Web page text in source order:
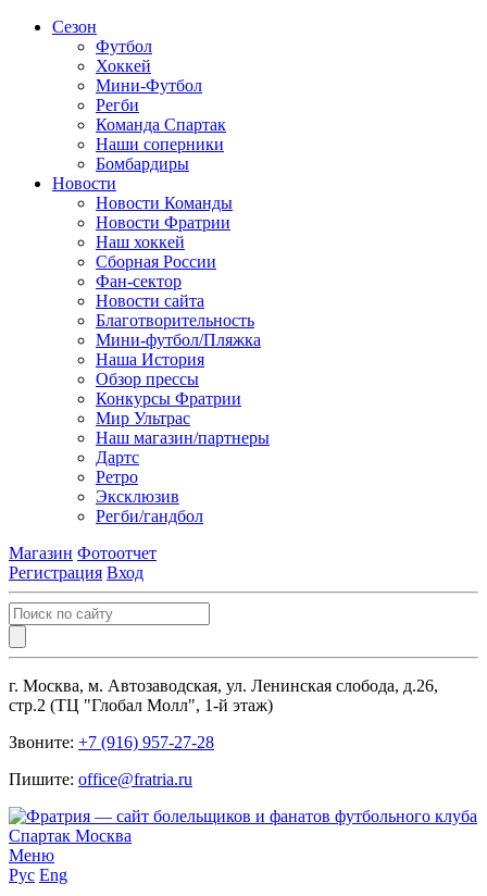
Сезон
Футбол
Хоккей
Мини-Футбол
Регби
Команда Спартак
Наши соперники
Бомбардиры
Новости
Новости Команды
Новости Фратрии
Наш хоккей
Сборная России
Фан-cектор
Новости сайта
Благотворительность
Мини-футбол/Пляжка
Наша История
Обзор прессы
Конкурсы Фратрии
Мир Ультрас
Наш магазин/партнеры
Дартс
Ретро
Эксклюзив
Регби/гандбол
Магазин Фотоотчет
Регистрация Вход
г. Москва, м. Автозаводская, ул. Ленинская слобода, д.26,
стр.2 (ТЦ "Глобал Молл", 1-й этаж)
Звоните: +7 (916) 957-27-28
Пишите: office@fratria.ru
Меню
Рус Eng